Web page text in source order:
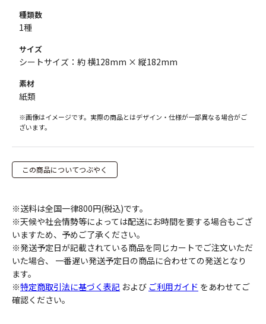
種類数
1種
サイズ
シートサイズ：約 横128mm × 縦182mm
素材
紙類
※画像はイメージです。実際の商品とはデザイン・仕様が一部異なる場合がご
ざいます。
この商品についてつぶやく
※送料は全国一律800円(税込)です。
※天候や社会情勢等によっては配送にお時間を要する場合もござ
いますため、予めご了承ください。
※発送予定日が記載されている商品を同じカートでご注文いただ
いた場合、 一番遅い発送予定日の商品に合わせての発送となり
ます。
※特定商取引法に基づく表記 および ご利用ガイド をあわせてご
確認ください。